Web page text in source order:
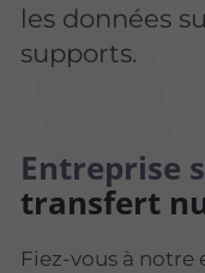
les données
supports.
Entreprise
transfert
Fiez-vous à notre